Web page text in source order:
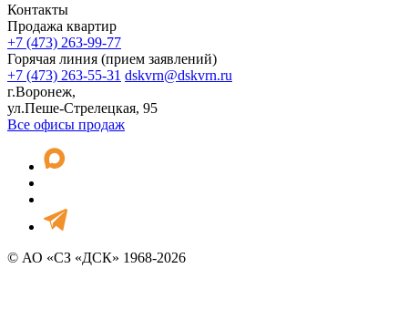
Контакты
Продажа квартир
+7 (473) 263-99-77
Горячая линия (прием заявлений)
+7 (473) 263-55-31 dskvrn@dskvrn.ru
г.Воронеж,
ул.Пеше-Стрелецкая, 95
Все офисы продаж
© АО «СЗ «ДСК» 1968-2026